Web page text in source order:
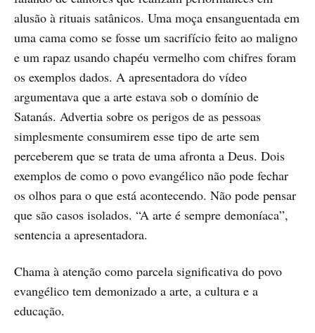
alusão à rituais satânicos. Uma moça ensanguentada em
uma cama como se fosse um sacrifício feito ao maligno
e um rapaz usando chapéu vermelho com chifres foram
os exemplos dados. A apresentadora do vídeo
argumentava que a arte estava sob o domínio de
Satanás. Advertia sobre os perigos de as pessoas
simplesmente consumirem esse tipo de arte sem
perceberem que se trata de uma afronta a Deus. Dois
exemplos de como o povo evangélico não pode fechar
os olhos para o que está acontecendo. Não pode pensar
que são casos isolados. “A arte é sempre demoníaca”,
sentencia a apresentadora.
Chama à atenção como parcela significativa do povo
evangélico tem demonizado a arte, a cultura e a
educação.